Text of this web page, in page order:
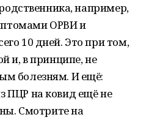
например,
ОРВИ и
10 дней. Это при том,
и, в принципе, не
болезням. И ещё:
ПЦР на ковид ещё не
Смотрите на